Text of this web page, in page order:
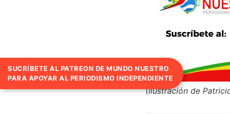
(Ilustración de
SUCRÍBETE AL PATREON DE MUNDO NUESTRO
PARA APOYAR AL PERIODISMO INDEPENDIENTE